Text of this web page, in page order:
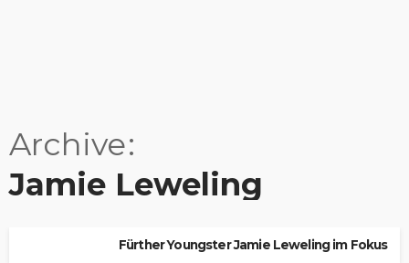
Archive
Jamie Leweling
Fürther Youngster Jamie Leweling im Fokus